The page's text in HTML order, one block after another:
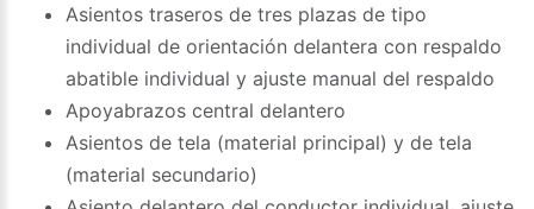
Asientos traseros de tres plazas de tipo
individual de orientación delantera con respaldo
abatible individual y ajuste manual del respaldo
Apoyabrazos central delantero
Asientos de tela (material principal) y de tela
(material secundario)